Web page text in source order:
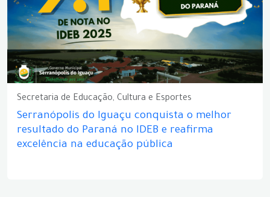
Secretaria de Educação, Cultura e Esportes
Serranópolis do Iguaçu conquista o melhor
resultado do Paraná no IDEB e reafirma
excelência na educação pública